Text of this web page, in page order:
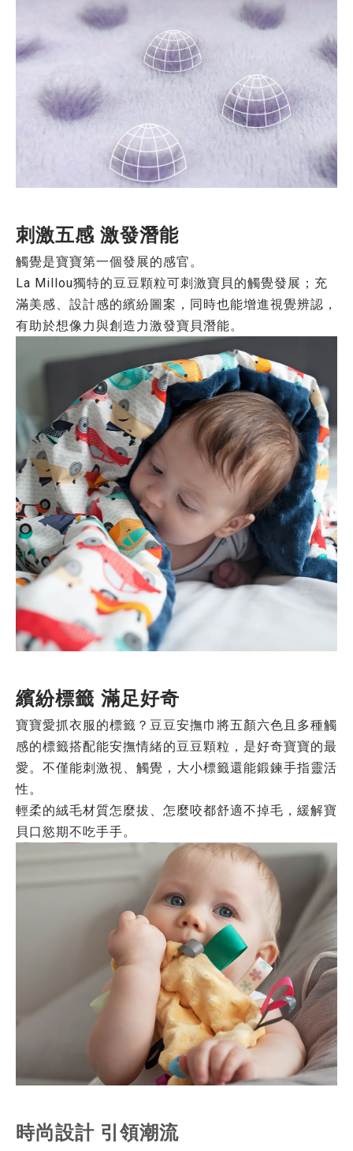
刺激五感 激發潛能
觸覺是寶寶第一個發展的感官。
La Millou獨特的豆豆顆粒可刺激寶貝的觸覺發展；充
滿美感、設計感的繽紛圖案，同時也能增進視覺辨認，
有助於想像力與創造力激發寶貝潛能。
繽紛標籤 滿足好奇
寶寶愛抓衣服的標籤？豆豆安撫巾將五顏六色且多種觸
感的標籤搭配能安撫情緒的豆豆顆粒，是好奇寶寶的最
愛。不僅能刺激視、觸覺，大小標籤還能鍛鍊手指靈活
性。
輕柔的絨毛材質怎麼拔、怎麼咬都舒適不掉毛，緩解寶
貝口慾期不吃手手。
時尚設計 引領潮流